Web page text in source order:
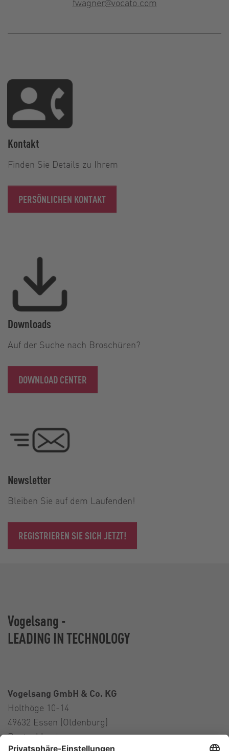
fwagner@vocato.com
Kontakt
Finden Sie Details zu Ihrem
PERSÖNLICHEN KONTAKT
Downloads
Auf der Suche nach Broschüren?
DOWNLOAD CENTER
Newsletter
Bleiben Sie auf dem Laufenden!
REGISTRIEREN SIE SICH JETZT!
Vogelsang -
LEADING IN TECHNOLOGY
Vogelsang GmbH & Co. KG
Holthöge 10-14
49632 Essen (Oldenburg)
Deutschland